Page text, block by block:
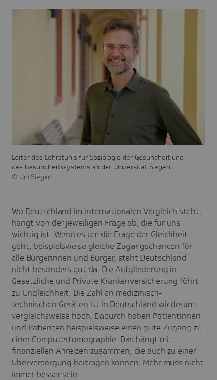
Leiter des Lehrstuhls für Soziologie der Gesundheit und
des Gesundheitssystems an der Universität Siegen
Uni Siegen
Wo Deutschland im internationalen Vergleich steht,
hängt von der jeweiligen Frage ab, die für uns
wichtig ist. Wenn es um die Frage der Gleichheit
geht, beispielsweise gleiche Zugangschancen für
alle Bürgerinnen und Bürger, steht Deutschland
nicht besonders gut da. Die Aufgliederung in
Gesetzliche und Private Krankenversicherung führt
zu Ungleichheit. Die Zahl an medizinisch-
technischen Geräten ist in Deutschland wiederum
vergleichsweise hoch. Dadurch haben Patientinnen
und Patienten beispielsweise einen gute Zugang zu
einer Computertomographie. Das hängt mit
finanziellen Anreizen zusammen, die auch zu einer
Überversorgung beitragen können. Mehr muss nicht
immer besser sein.